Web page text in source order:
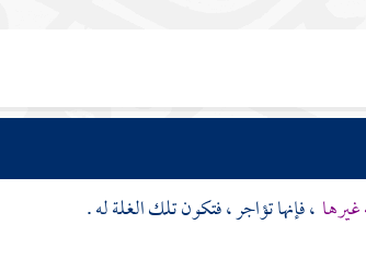
، فإنها تؤاجر ، فتكون تلك الغلة له .